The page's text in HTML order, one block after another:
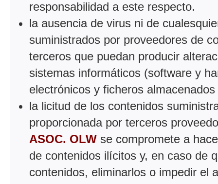
responsabilidad a este respecto.
la ausencia de virus ni de
suministrados por proveedores de
terceros que puedan producir
sistemas informáticos (software y
electrónicos y ficheros
la licitud de los contenidos
proporcionada por terceros
ASOC. OLW se compromete a
de contenidos ilícitos y, en caso de
contenidos, eliminarlos o impedir el